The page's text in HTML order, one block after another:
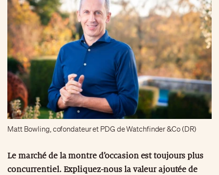
Matt Bowling, cofondateur et PDG de Watchfinder &Co (DR)
Le marché de la montre d’occasion est toujours plus
concurrentiel. Expliquez-nous la valeur ajoutée de